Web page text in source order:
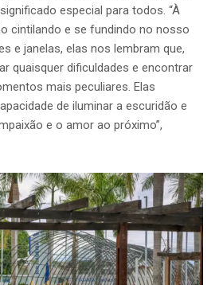
especial para todos. “À
cintilando e se fundindo no nosso
e janelas, elas nos lembram que,
quaisquer dificuldades e encontrar
mais peculiares. Elas
de iluminar a escuridão e
e o amor ao próximo”,